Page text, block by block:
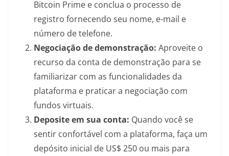
Bitcoin Prime e conclua o processo de
registro fornecendo seu nome, e-mail e
número de telefone.
Negociação de demonstração: Aproveite o
recurso da conta de demonstração para se
familiarizar com as funcionalidades da
plataforma e praticar a negociação com
fundos virtuais.
Deposite em sua conta: Quando você se
sentir confortável com a plataforma, faça um
depósito inicial de US$ 250 ou mais para